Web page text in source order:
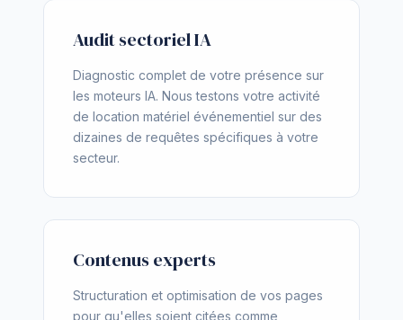
Audit sectoriel IA
Diagnostic complet de votre présence sur
les moteurs IA. Nous testons votre activité
de location matériel événementiel sur des
dizaines de requêtes spécifiques à votre
secteur.
Contenus experts
Structuration et optimisation de vos pages
pour qu'elles soient citées comme